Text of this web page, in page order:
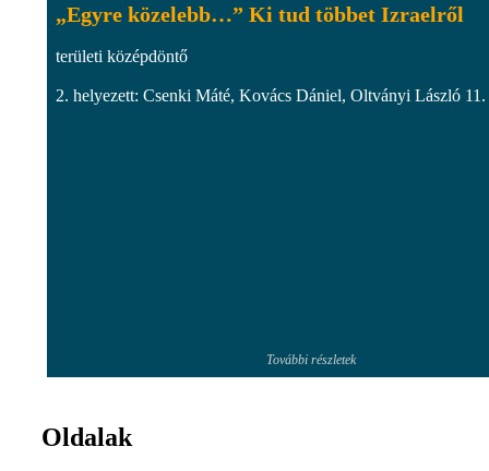
„Egyre közelebb…” Ki tud többet Izraelről
területi középdöntő
2. helyezett: Csenki Máté, Kovács Dániel, Oltványi László 11.
További részletek
Oldalak